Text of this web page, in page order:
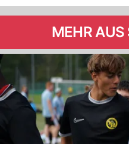
MEHR AUS